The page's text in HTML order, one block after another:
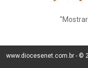
www.diocesenet.com.br - ©